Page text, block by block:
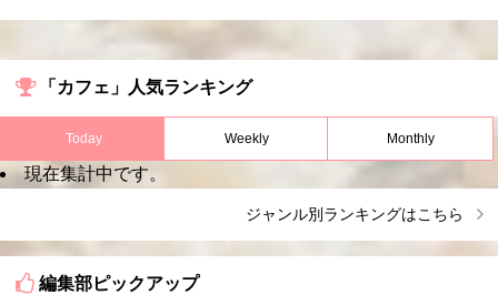
「カフェ」人気ランキング
Today Weekly Monthly
現在集計中です。
ジャンル別ランキングはこちら
編集部ピックアップ